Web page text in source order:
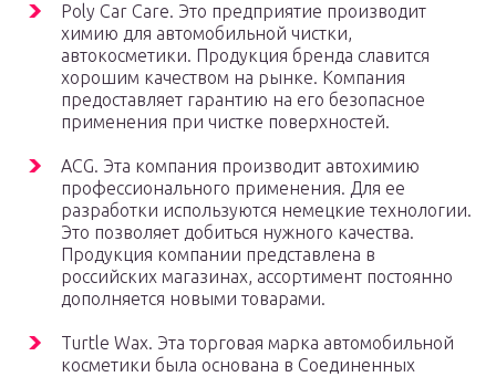
Poly Car Care. Это предприятие производит
химию для автомобильной чистки,
автокосметики. Продукция бренда славится
хорошим качеством на рынке. Компания
предоставляет гарантию на его безопасное
применения при чистке поверхностей.
ACG. Эта компания производит автохимию
профессионального применения. Для ее
разработки используются немецкие технологии.
Это позволяет добиться нужного качества.
Продукция компании представлена в
российских магазинах, ассортимент постоянно
дополняется новыми товарами.
Turtle Wax. Эта торговая марка автомобильной
косметики была основана в Соединенных